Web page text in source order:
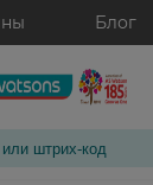
Блог